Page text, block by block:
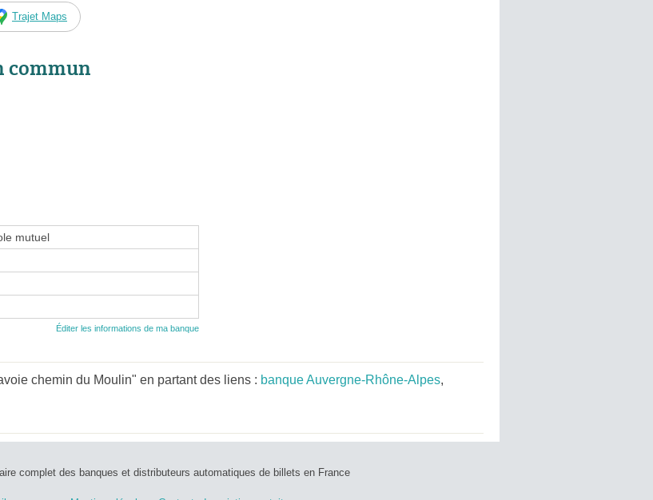
Trajet Maps
commun
mutuel
Éditer les informations de ma banque
chemin du Moulin" en partant des liens : banque Auvergne-Rhône-Alpes,
complet des banques et distributeurs automatiques de billets en France